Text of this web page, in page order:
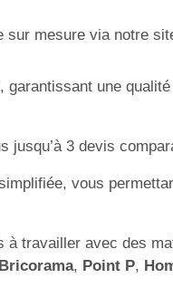
mesure via notre
une
3 devis
vous
travailler avec des
Bricorama, Point P,